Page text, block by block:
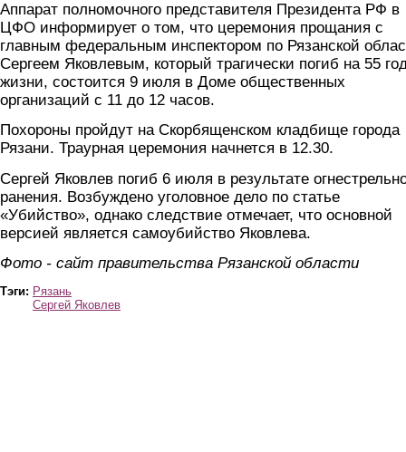
Аппарат полномочного представителя Президента РФ в
ЦФО информирует о том, что церемония прощания с
главным федеральным инспектором по Рязанской
Сергеем Яковлевым, который трагически погиб на 55
жизни, состоится 9 июля в Доме общественных
организаций с 11 до 12 часов.
Похороны пройдут на Скорбященском кладбище города
Рязани. Траурная церемония начнется в 12.30.
Сергей Яковлев погиб 6 июля в результате
ранения. Возбуждено уголовное дело по статье
«Убийство», однако следствие отмечает, что основной
версией является самоубийство Яковлева.
Фото - сайт правительства Рязанской области
Тэги: Рязань
Сергей Яковлев